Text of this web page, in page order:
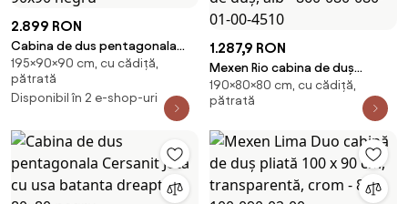
2.899 RON
Cabina de dus pentagonala
Cersanit Jota cu usa batanta
dreapta 90x90 negru
195×90×90 cm, cu cădiță,
pătrată
Disponibil în 2 e-shop-uri
1.287,9 RON
Mexen Rio cabina de duș
pătrată 80 x 80 cm,
transparent, crom + cadă de
duș, alb - 860-080-080-01-00-
4510
190×80×80 cm, cu cădiță,
pătrată